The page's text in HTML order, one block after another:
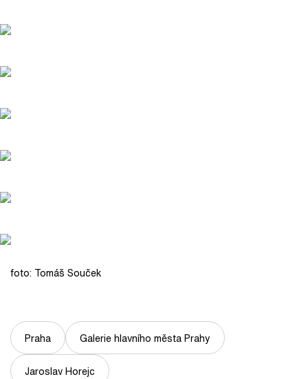
foto: Tomáš Souček
Praha Galerie hlavního města Prahy
Jaroslav Horejc